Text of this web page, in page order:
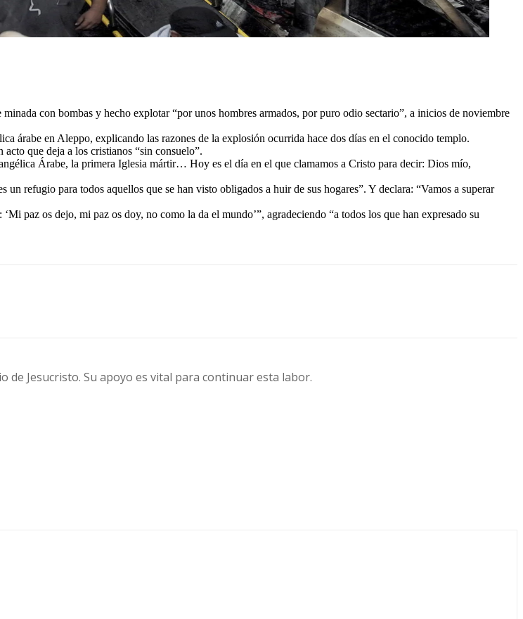
con bombas y hecho explotar “por unos hombres armados, por puro odio sectario”, a inicios de noviembre
árabe en Aleppo, explicando las razones de la explosión ocurrida hace dos días en el conocido templo.
que deja a los cristianos “sin consuelo”.
Árabe, la primera Iglesia mártir… Hoy es el día en el que clamamos a Cristo para decir: Dios mío,
refugio para todos aquellos que se han visto obligados a huir de sus hogares”. Y declara: “Vamos a superar
paz os dejo, mi paz os doy, no como la da el mundo’”, agradeciendo “a todos los que han expresado su
de Jesucristo. Su apoyo es vital para continuar esta labor.